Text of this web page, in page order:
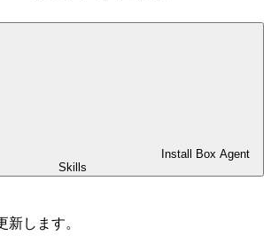
Install Box Agent
Skills
新します。